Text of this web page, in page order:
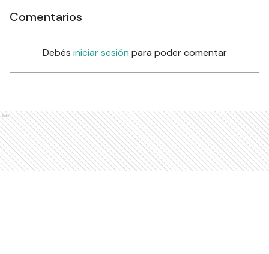
Comentarios
Debés iniciar sesión para poder comentar
Ads